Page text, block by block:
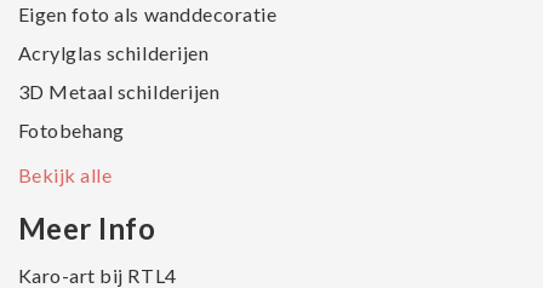
Eigen foto als wanddecoratie
Acrylglas schilderijen
3D Metaal schilderijen
Fotobehang
Bekijk alle
Meer Info
Karo-art bij RTL4